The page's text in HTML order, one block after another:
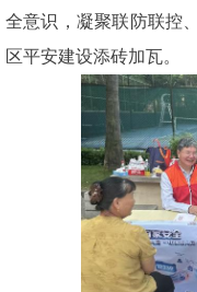
全意识，凝聚联防联控
区平安建设添砖加瓦。